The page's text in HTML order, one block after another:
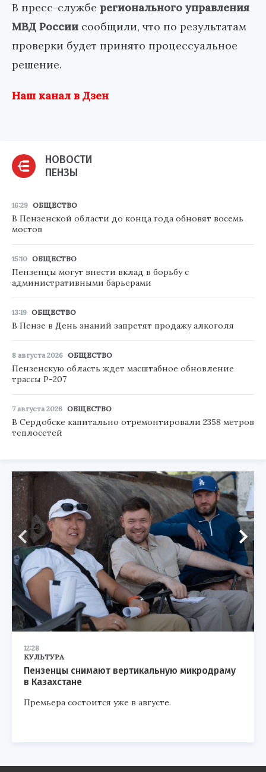
В пресс-службе регионального управления
МВД России сообщили, что по результатам
проверки будет принято процессуальное
решение.
Наш канал в Дзен
НОВОСТИ
ПЕНЗЫ
16:29 ОБЩЕСТВО
В Пензенской области до конца года обновят восемь
мостов
15:10 ОБЩЕСТВО
Пензенцы могут внести вклад в борьбу с
административными барьерами
13:19 ОБЩЕСТВО
В Пензе в День знаний запретят продажу алкоголя
8 августа 2026 ОБЩЕСТВО
Пензенскую область ждет масштабное обновление
трассы Р-207
7 августа 2026 ОБЩЕСТВО
В Сердобске капитально отремонтировали 2358 метров
теплосетей
12:28
КУЛЬТУРА
Пензенцы снимают вертикальную микродраму
в Казахстане
Премьера состоится уже в августе.